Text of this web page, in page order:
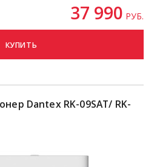
37 990 РУБ.
КУПИТЬ
Dantex RK-09SAT/ RK-